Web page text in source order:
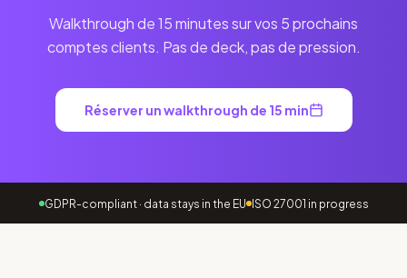
Walkthrough de 15 minutes sur vos 5 prochains
comptes clients. Pas de deck, pas de pression.
Réserver un walkthrough de 15 min
GDPR-compliant · data stays in the EU ISO 27001 in progress